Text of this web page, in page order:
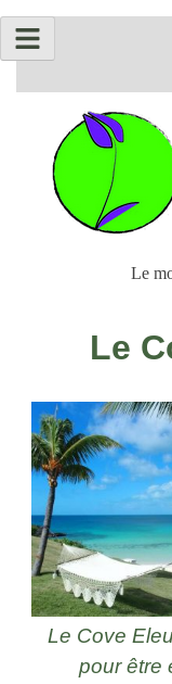
Le
Le
Le Cove
pour être